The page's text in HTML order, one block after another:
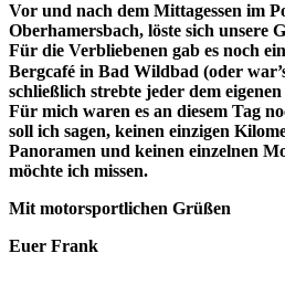
Vor und nach dem Mittagessen im
Oberhamersbach, löste sich unsere
Für die Verbliebenen gab es noch
Bergcafé in Bad Wildbad (oder
schließlich strebte jeder dem
Für mich waren es an diesem Tag
soll ich sagen, keinen einzigen
Panoramen und keinen einzelnen
möchte ich missen.
Mit motorsportlichen Grüßen
Euer Frank